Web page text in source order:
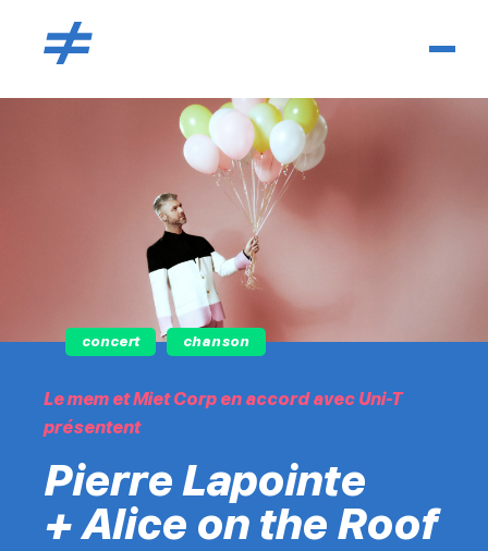
concert chanson
Le mem et Miet Corp en accord avec Uni-T
présentent
Pierre Lapointe
+ Alice on the Roof